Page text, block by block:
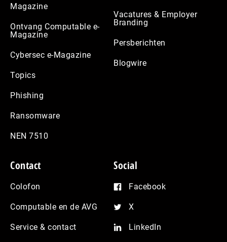
Magazine
Ontvang Computable e-
Magazine
Cybersec e-Magazine
Topics
Phishing
Ransomware
NEN 7510
Vacatures & Employer
Branding
Persberichten
Blogwire
Contact
Colofon
Computable en de AVG
Service & contact
Social
Facebook
X
LinkedIn